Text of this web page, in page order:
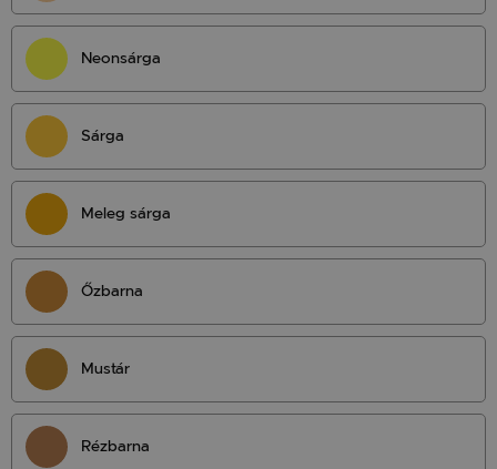
Neonsárga
Sárga
Meleg sárga
Őzbarna
Mustár
Rézbarna